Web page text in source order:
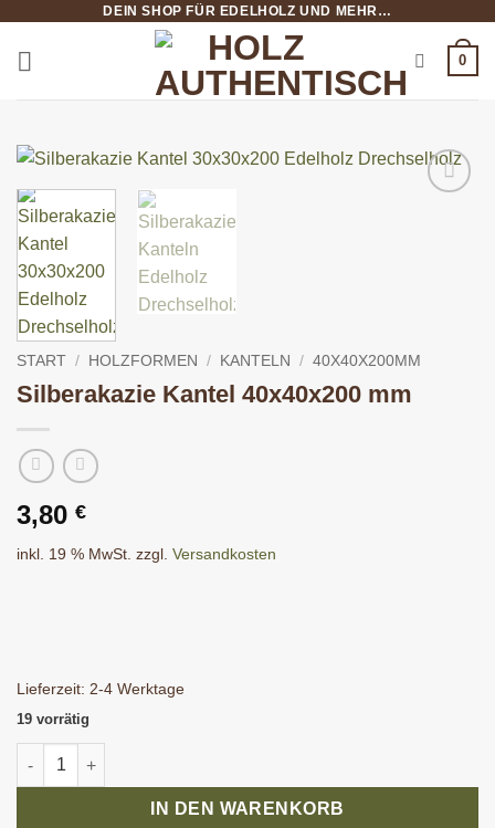
springen
DEIN SHOP FÜR EDELHOLZ UND MEHR…
0
START / HOLZFORMEN / KANTELN / 40X40X200MM
Silberakazie Kantel 40x40x200 mm
3,80 €
inkl. 19 % MwSt. zzgl. Versandkosten
Lieferzeit: 2-4 Werktage
19 vorrätig
Silberakazie Kantel 40x40x200 mm Menge
IN DEN WARENKORB